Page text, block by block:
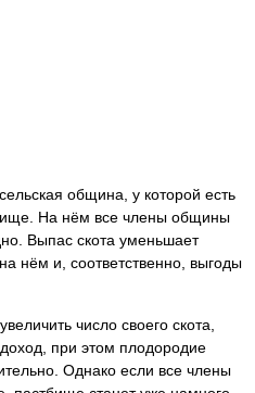
община, у которой есть
На нём все члены общины
Выпас скота уменьшает
нём и, соответственно, выгоды
число своего скота,
при этом плодородие
Однако если все члены